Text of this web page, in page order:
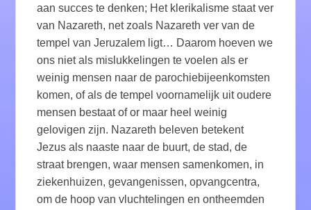
aan succes te denken; Het klerikalisme staat ver
van Nazareth, net zoals Nazareth ver van de
tempel van Jeruzalem ligt… Daarom hoeven we
ons niet als mislukkelingen te voelen als er
weinig mensen naar de parochiebijeenkomsten
komen, of als de tempel voornamelijk uit oudere
mensen bestaat of or maar heel weinig
gelovigen zijn. Nazareth beleven betekent
Jezus als naaste naar de buurt, de stad, de
straat brengen, waar mensen samenkomen, in
ziekenhuizen, gevangenissen, opvangcentra,
om de hoop van vluchtelingen en ontheemden